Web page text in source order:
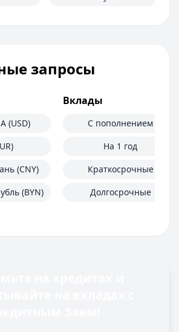
запросы
(USD)
(CNY)
(BYN)
Вклады
С пополнением
На 1 год
Краткосрочные
Долгосрочные